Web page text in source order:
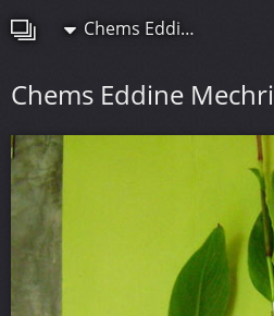
Chems Eddine Mechri
Chems Eddine Mechri